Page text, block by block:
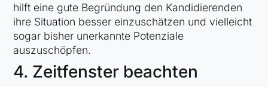
hilft eine gute Begründung den Kandidierenden
ihre Situation besser einzuschätzen und vielleicht
sogar bisher unerkannte Potenziale
auszuschöpfen.
4. Zeitfenster beachten